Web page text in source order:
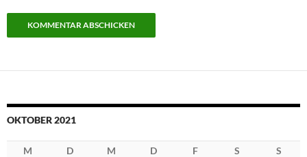
OKTOBER 2021
M D M D F S
S